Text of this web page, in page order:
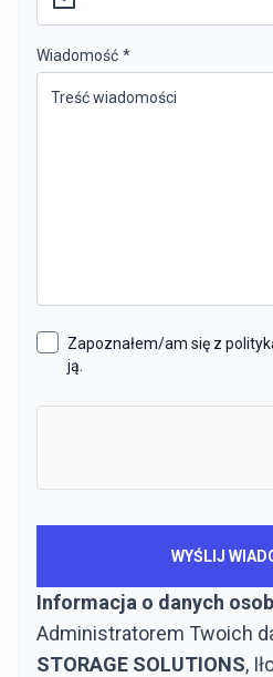
Wiadomość *
Zapoznałem/am się z
ją.
Informacja o danych
Administratorem Twoich
STORAGE SOLUTIONS,